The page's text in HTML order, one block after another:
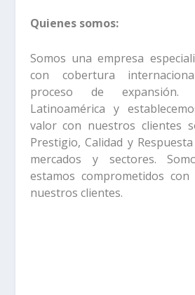
Quienes somos:
Somos una empresa
con cobertura
proceso de expansión.
Latinoamérica y
valor con nuestros clientes
Prestigio, Calidad y
mercados y sectores.
estamos comprometidos
nuestros clientes.